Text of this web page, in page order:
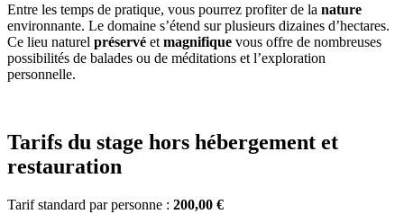
Entre les temps de pratique, vous pourrez profiter de la nature
environnante. Le domaine s’étend sur plusieurs dizaines d’hectares.
Ce lieu naturel préservé et magnifique vous offre de nombreuses
possibilités de balades ou de méditations et l’exploration
personnelle.
Tarifs du stage hors hébergement et
restauration
Tarif standard par personne : 200,00 €